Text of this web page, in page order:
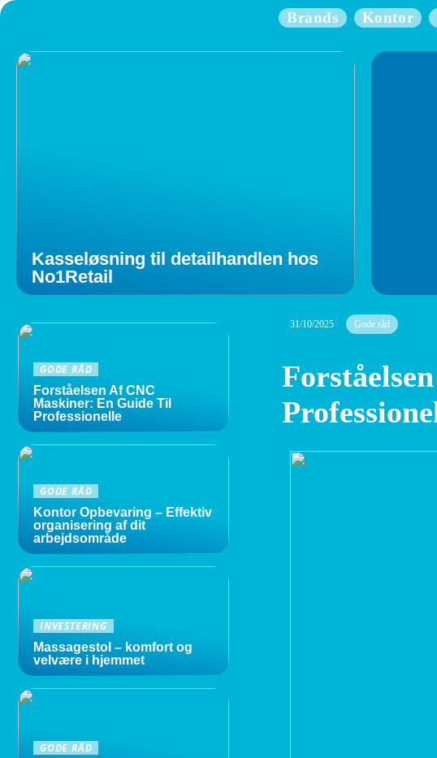
Brands Kontor
Kasseløsning til detailhandlen hos
No1Retail
31/10/2025 Gode råd
GODE RÅD
Forståelsen Af CNC
Maskiner: En Guide Til
Professionelle
GODE RÅD
Kontor Opbevaring – Effektiv
organisering af dit
arbejdsområde
INVESTERING
Massagestol – komfort og
velvære i hjemmet
GODE RÅD